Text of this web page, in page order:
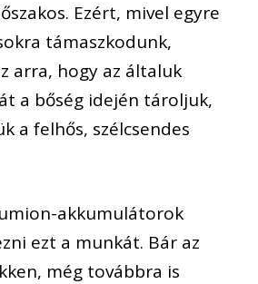
Ezért, mivel egyre
támaszkodunk,
arra, hogy az általuk
a bőség idején tároljuk,
a felhős, szélcsendes
akkumulátorok
ezt a munkát. Bár az
még továbbra is